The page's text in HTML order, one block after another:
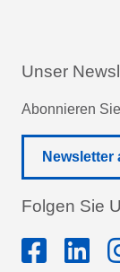
Unser
Abonnieren
Newsletter
Folgen Sie